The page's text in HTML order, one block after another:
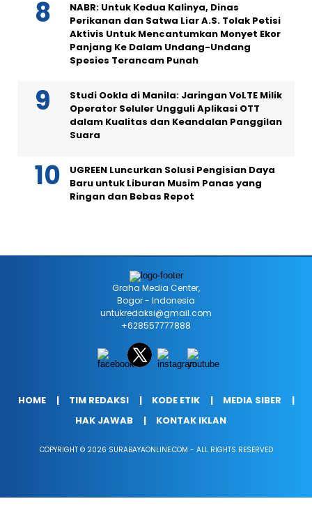
NABR: Untuk Kedua Kalinya, Dinas
Perikanan dan Satwa Liar A.S. Tolak Petisi
Aktivis Untuk Mencantumkan Monyet Ekor
Panjang Ke Dalam Undang-Undang
Spesies Terancam Punah
Studi Ookla di Manila: Jaringan VoLTE Milik
Operator Seluler Ungguli Aplikasi OTT
dalam Kualitas dan Keandalan Panggilan
Suara
UGREEN Luncurkan Solusi Pengisian Daya
Baru untuk Liburan Musim Panas yang
Ringan dan Bebas Repot
Graha Media Center,
Bogor - Indonesia
untukredaksi@gmail.com
+628557777888
HOME TIM REDAKSI KODE ETIK
MEDIA SIBER
HAK JAWAB
KONTAK IKLAN
COPYRIGHT © 2026 SURABAYAONLINE.COM - ALL RIGHTS RESERVED